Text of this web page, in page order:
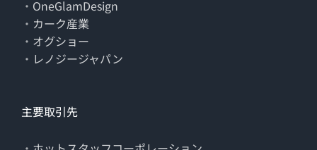
・ OneGlamDesign
・ カーク産業
・ オグショー
・ レノジージャパン
主要取引先